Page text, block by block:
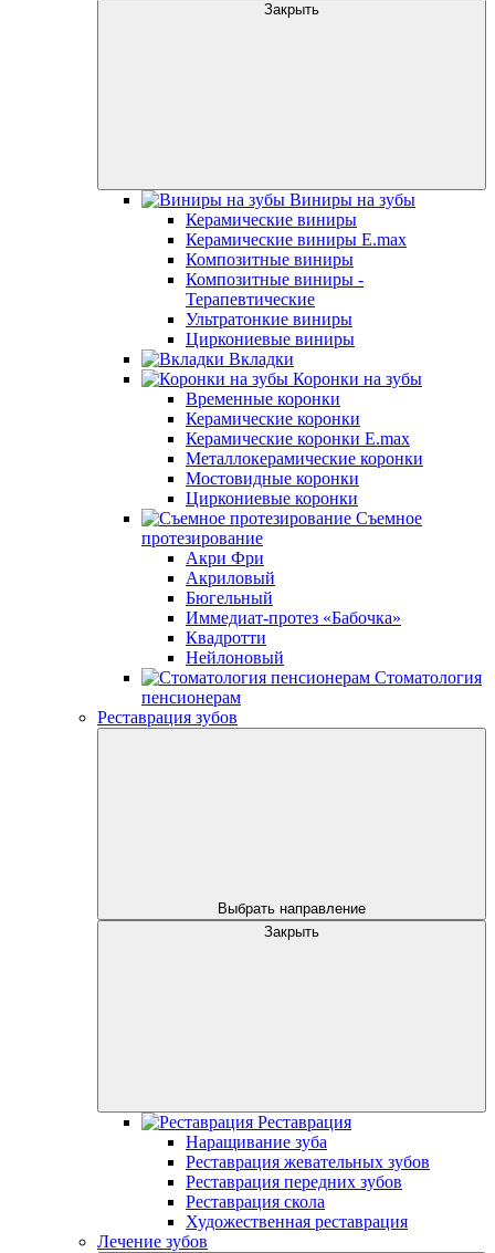
Закрыть
Виниры на зубы
Керамические виниры
Керамические виниры E.max
Композитные виниры
Композитные виниры -
Терапевтические
Ультратонкие виниры
Циркониевые виниры
Вкладки
Коронки на зубы
Временные коронки
Керамические коронки
Керамические коронки E.max
Металлокерамические коронки
Мостовидные коронки
Циркониевые коронки
Съемное
протезирование
Акри Фри
Акриловый
Бюгельный
Иммедиат-протез «Бабочка»
Квадротти
Нейлоновый
Стоматология
пенсионерам
Реставрация зубов
Выбрать направление
Закрыть
Реставрация
Наращивание зуба
Реставрация жевательных зубов
Реставрация передних зубов
Реставрация скола
Художественная реставрация
Лечение зубов